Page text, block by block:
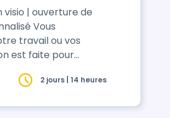
travail ou vos
et captivantes.
2 jours | 14 heures